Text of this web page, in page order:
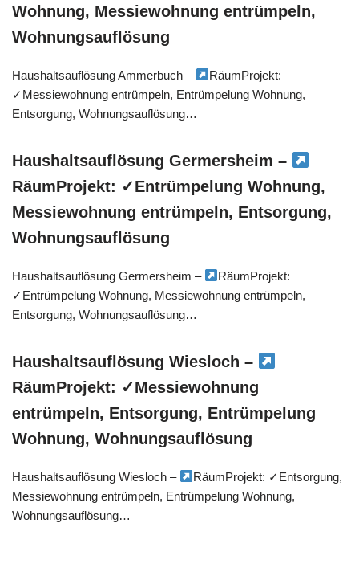
Wohnung, Messiewohnung entrümpeln,
Wohnungsauflösung
Haushaltsauflösung Ammerbuch –
RäumProjekt:
✓Messiewohnung entrümpeln, Entrümpelung Wohnung,
Entsorgung, Wohnungsauflösung…
Haushaltsauflösung Germersheim –
RäumProjekt: ✓Entrümpelung Wohnung,
Messiewohnung entrümpeln, Entsorgung,
Wohnungsauflösung
Haushaltsauflösung Germersheim –
RäumProjekt:
✓Entrümpelung Wohnung, Messiewohnung entrümpeln,
Entsorgung, Wohnungsauflösung…
Haushaltsauflösung Wiesloch –
RäumProjekt: ✓Messiewohnung
entrümpeln, Entsorgung, Entrümpelung
Wohnung, Wohnungsauflösung
Haushaltsauflösung Wiesloch –
RäumProjekt: ✓Entsorgung,
Messiewohnung entrümpeln, Entrümpelung Wohnung,
Wohnungsauflösung…